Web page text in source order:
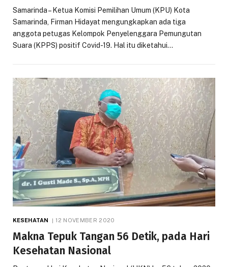
Samarinda – Ketua Komisi Pemilihan Umum (KPU) Kota
Samarinda, Firman Hidayat mengungkapkan ada tiga
anggota petugas Kelompok Penyelenggara Pemungutan
Suara (KPPS) positif Covid-19. Hal itu diketahui…
KESEHATAN 12 NOVEMBER 2020
Makna Tepuk Tangan 56 Detik, pada Hari
Kesehatan Nasional